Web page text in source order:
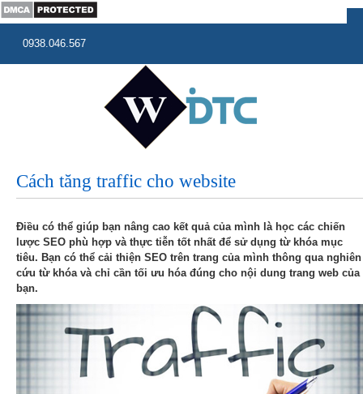
0938.046.567
Cách tăng traffic cho website
Điều có thể giúp bạn nâng cao kết quả của mình là học các chiến
lược SEO phù hợp và thực tiễn tốt nhất để sử dụng từ khóa mục
tiêu. Bạn có thể cải thiện SEO trên trang của mình thông qua nghiên
cứu từ khóa và chỉ cần tối ưu hóa đúng cho nội dung trang web của
bạn.